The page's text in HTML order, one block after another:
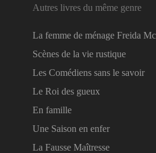
Autres livres du même genre
La femme de ménage Freida
Scènes de la vie rustique
Les Comédiens sans le savoir
Le Roi des gueux
En famille
Une Saison en enfer
La Fausse Maîtresse